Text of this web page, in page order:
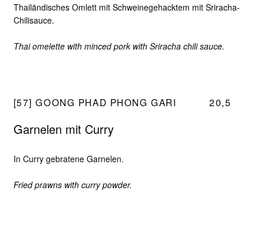
Thailändisches Omlett mit Schweinegehacktem mit Sriracha-
Chilisauce.
Thai omelette with minced pork with Sriracha chili sauce.
[57] GOONG PHAD PHONG GARI20,5
Garnelen mit Curry
In Curry gebratene Garnelen.
Fried prawns with curry powder.